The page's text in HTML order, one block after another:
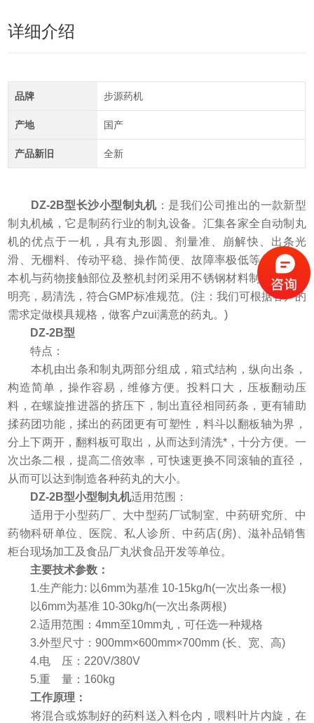
详细介绍
品牌 步源药机
产地 国产
产品新旧 全新
DZ-2B型长沙小型制丸机：是我们公司推出的一款新型
制丸机械，它是制药行业的制丸设备。汇集各家全自动制丸
机的优点于一机，具有丸形圆、剂量准、崩解快、出条光
滑、无棚料、传动平稳、操作简便、故障率极低等优点。且
本机与药物接触部位及整机封闭采用不锈钢材料制作，机壳
明亮，易清洗，符合GMP标准规范。(注：我们可根据客户的
需求定做模具规格，做客户zui满意的药丸。)
DZ-2B型
特点：
本机由出条和制丸两部分组成，箱式结构，纵向出条，
构造简单，操作容易，维修方便。投料口大，压板翻动压
料，在螺旋推进器的挤压下，制出直径相同药条，更有辅助
揉药团功能，揉出的药团更有可塑性，料斗以翻板轴为界，
分上下两开，翻料板可取出，从而达到清洗*，十分方便。一
次岀条二根，提高二倍效率，可快速更换不同滚轴的直径，
从而可以达到制造各种药丸的大小。
DZ-2B型小型制丸机适用范围：
适用于小型药厂、大中型药厂试制室、中药研究所、中
药物科研单位、医院、私人诊所、中药店(房)、滋补品销售
柜台现场加工及食品厂丸状食品开发等单位。
主要技术参数：
1.生产能力: 以6mm为基准 10-15kg/h(一次出条一根)
以6mm为基准 10-30kg/h(一次出条两根)
2.适用范围：4mm至10mm丸，可任选一种规格
3.外型尺寸：900mm×600mm×700mm (长、宽、高)
4.电 压：220V/380V
5.重 量：160kg
工作原理：
将混合或炼制好的药料送入料仓内，喂料叶片内旋，在